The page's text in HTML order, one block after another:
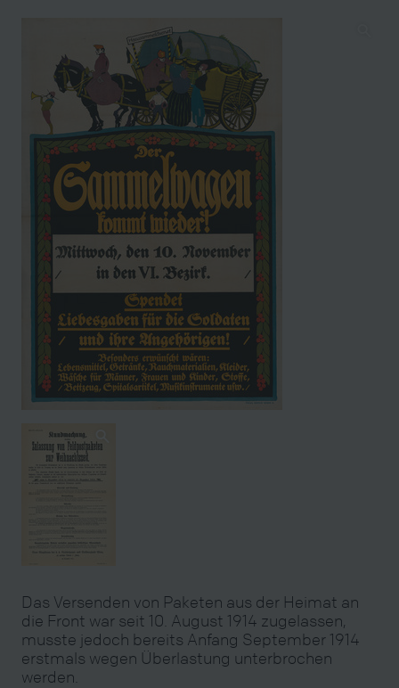
Das Versenden von Paketen aus der Heimat an
die Front war seit 10. August 1914 zugelassen,
musste jedoch bereits Anfang September 1914
erstmals wegen Überlastung unterbrochen
werden.